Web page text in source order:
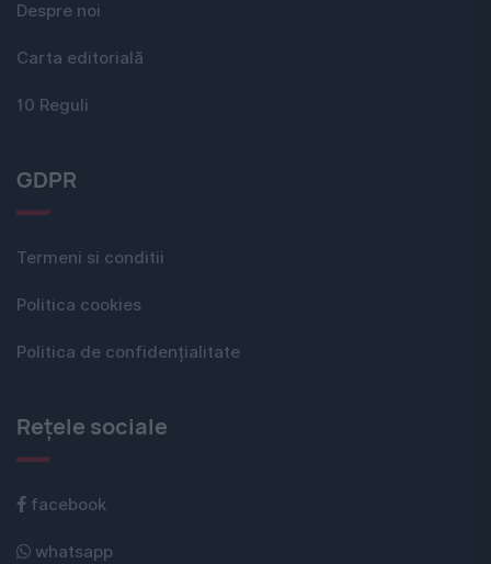
Despre noi
Carta editorială
10 Reguli
GDPR
Termeni si conditii
Politica cookies
Politica de confidențialitate
Rețele sociale
facebook
whatsapp